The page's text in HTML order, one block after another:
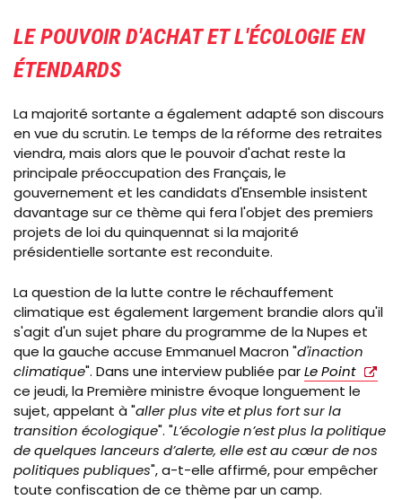
LE POUVOIR D'ACHAT ET L'ÉCOLOGIE EN
ÉTENDARDS
La majorité sortante a également adapté son discours
en vue du scrutin. Le temps de la réforme des retraites
viendra, mais alors que le pouvoir d'achat reste la
principale préoccupation des Français, le
gouvernement et les candidats d'Ensemble insistent
davantage sur ce thème qui fera l'objet des premiers
projets de loi du quinquennat si la majorité
présidentielle sortante est reconduite.
La question de la lutte contre le réchauffement
climatique est également largement brandie alors qu'il
s'agit d'un sujet phare du programme de la Nupes et
que la gauche accuse Emmanuel Macron "d'inaction
climatique". Dans une interview publiée parLe Point
ce jeudi, la Première ministre évoque longuement le
sujet, appelant à "aller plus vite et plus fort sur la
transition écologique". "L’écologie n’est plus la politique
de quelques lanceurs d’alerte, elle est au cœur de nos
politiques publiques", a-t-elle affirmé, pour empêcher
toute confiscation de ce thème par un camp.